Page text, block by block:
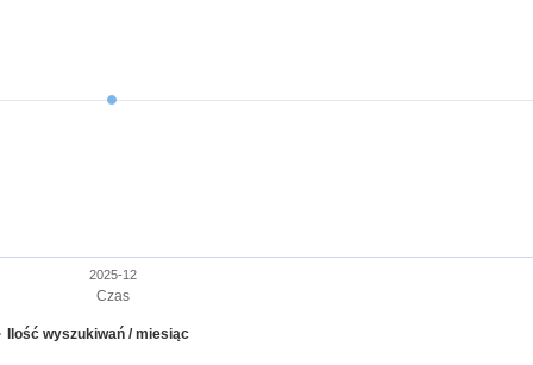
Czas
Ilość wyszukiwań / miesiąc
2025-12